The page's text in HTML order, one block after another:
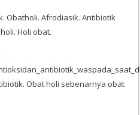
Obatholi. Afrodiasik. Antibiotik
Holi obat.
Obat holi sebenarnya obat